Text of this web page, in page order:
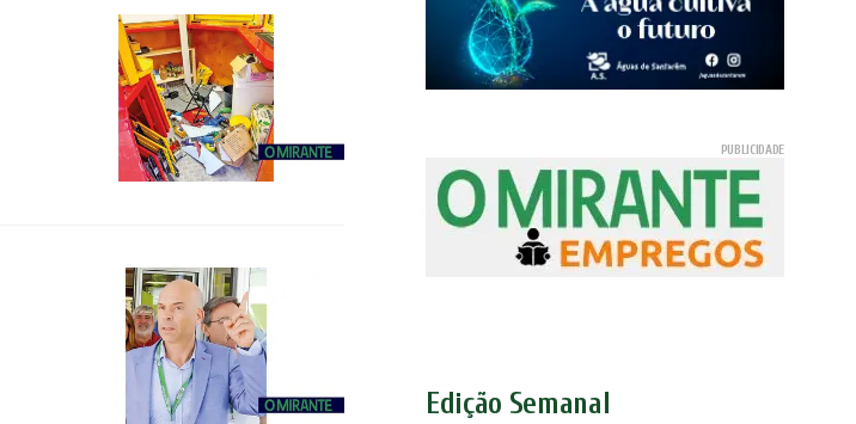
Edição Semanal